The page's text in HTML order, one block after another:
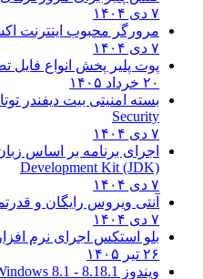
۷ دی ۱۴۰۴
مرورگر محبوب اینترنت
۷ دی ۱۴۰۴
پوت پلیر پخش انواع فایل
۲۰ خرداد ۱۴۰۵
بسته امنیتی بیت دیفندر
Security
۷ دی ۱۴۰۴
اجرای برنامه بر اساس
Development Kit (JDK)
۷ دی ۱۴۰۴
آنتی ویروس رایگان و
۷ دی ۱۴۰۴
بلو استکس اجرای نرم
۲۶ تیر ۱۴۰۵
ویندوز 8.1
8.1 - Microsoft Windows 8.1